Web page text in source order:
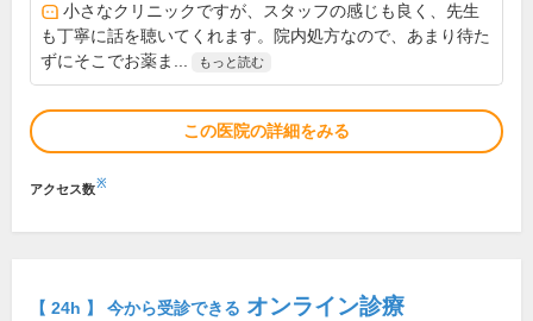
小さなクリニックですが、スタッフの感じも良く、先生
も丁寧に話を聴いてくれます。院内処方なので、あまり待た
ずにそこでお薬ま...
もっと読む
この医院の詳細をみる
アクセス数※
【 24h 】 今から受診できる オンライン診療